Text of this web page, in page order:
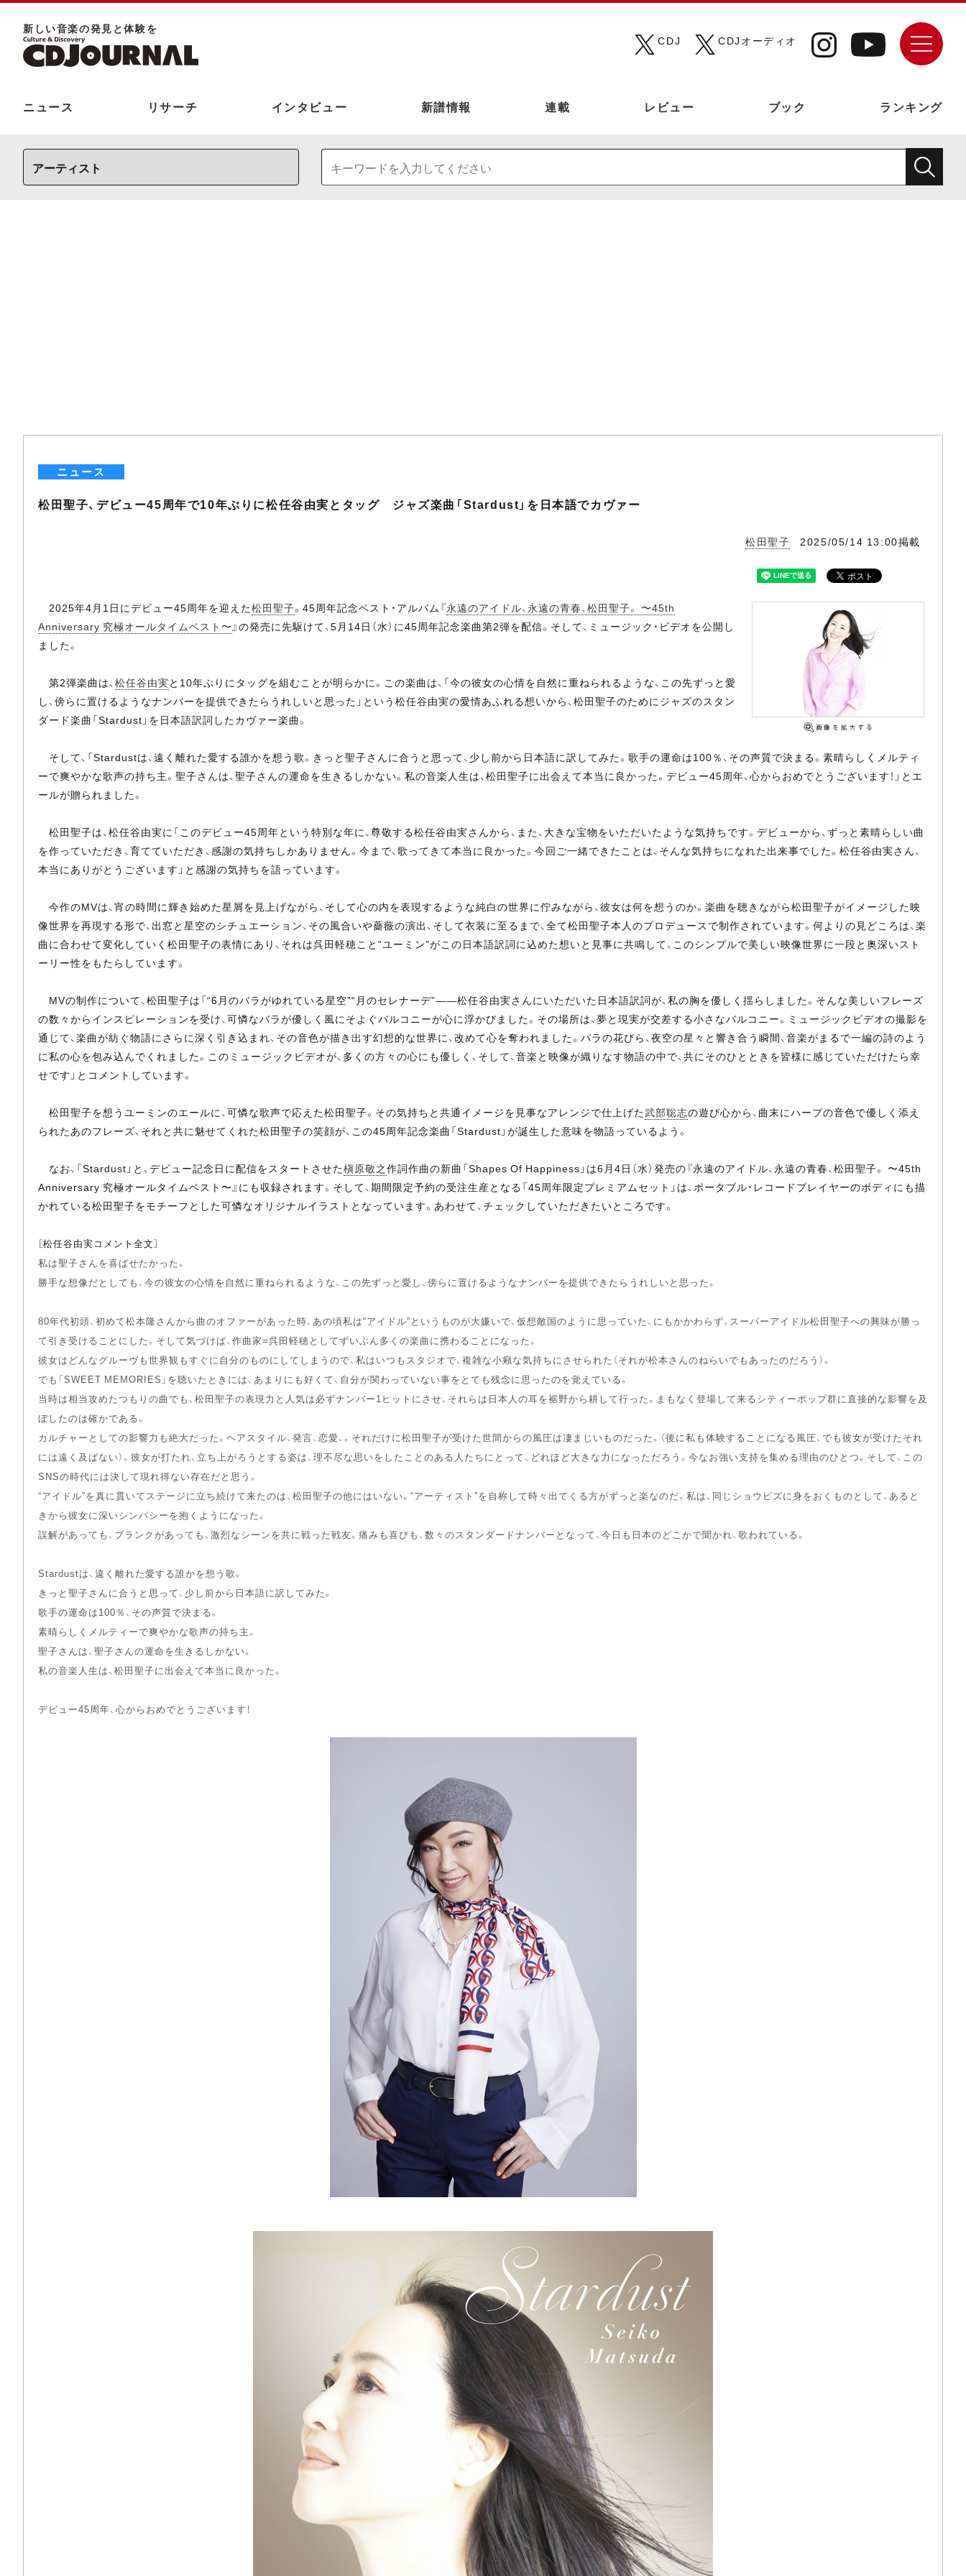
新しい⾳楽の発⾒と体験を
CDJ
CDJオーディオ
ニュース リサーチ インタビュー 新譜情報 連載 レビュー ブック ランキング
ニュース
松田聖子、デビュー45周年で10年ぶりに松任谷由実とタッグ ジャズ楽曲「Stardust」を日本語でカヴァー
松田聖子 2025/05/14 13:00掲載
2025年4月1日にデビュー45周年を迎えた松田聖子。45周年記念ベスト・アルバム『永遠のアイドル、永遠の青春、松田聖子。 〜45th
Anniversary 究極オールタイムベスト〜』の発売に先駆けて、5月14日（水）に45周年記念楽曲第2弾を配信。そして、ミュージック・ビデオを公開し
ました。
第2弾楽曲は、松任谷由実と10年ぶりにタッグを組むことが明らかに。この楽曲は、「今の彼女の心情を自然に重ねられるような、この先ずっと愛
し、傍らに置けるようなナンバーを提供できたらうれしいと思った」という松任谷由実の愛情あふれる想いから、松田聖子のためにジャズのスタン
ダード楽曲「Stardust」を日本語訳詞したカヴァー楽曲。
そして、「Stardustは、遠く離れた愛する誰かを想う歌。きっと聖子さんに合うと思って、少し前から日本語に訳してみた。歌手の運命は100％、その声質で決まる。素晴らしくメルティ
ーで爽やかな歌声の持ち主。聖子さんは、聖子さんの運命を生きるしかない。私の音楽人生は、松田聖子に出会えて本当に良かった。デビュー45周年、心からおめでとうございます！」とエ
ールが贈られました。
松田聖子は、松任谷由実に「このデビュー45周年という特別な年に、尊敬する松任谷由実さんから、また、大きな宝物をいただいたような気持ちです。デビューから、ずっと素晴らしい曲
を作っていただき、育てていただき、感謝の気持ちしかありません。今まで、歌ってきて本当に良かった。今回ご一緒できたことは、そんな気持ちになれた出来事でした。松任谷由実さん、
本当にありがとうございます」と感謝の気持ちを語っています。
今作のMVは、宵の時間に輝き始めた星屑を見上げながら、そして心の内を表現するような純白の世界に佇みながら、彼女は何を想うのか。楽曲を聴きながら松田聖子がイメージした映
像世界を再現する形で、出窓と星空のシチュエーション、その風合いや薔薇の演出、そして衣装に至るまで、全て松田聖子本人のプロデュースで制作されています。何よりの見どころは、楽
曲に合わせて変化していく松田聖子の表情にあり、それは呉田軽穂こと“ユーミン”がこの日本語訳詞に込めた想いと見事に共鳴して、このシンプルで美しい映像世界に一段と奥深いスト
ーリー性をもたらしています。
MVの制作について、松田聖子は「“6月のバラがゆれている星空”“月のセレナーデ”――松任谷由実さんにいただいた日本語訳詞が、私の胸を優しく揺らしました。そんな美しいフレーズ
の数々からインスピレーションを受け、可憐なバラが優しく風にそよぐバルコニーが心に浮かびました。その場所は、夢と現実が交差する小さなバルコニー。ミュージックビデオの撮影を
通じて、楽曲が紡ぐ物語にさらに深く引き込まれ、その音色が描き出す幻想的な世界に、改めて心を奪われました。バラの花びら、夜空の星々と響き合う瞬間、音楽がまるで一編の詩のよう
に私の心を包み込んでくれました。このミュージックビデオが、多くの方々の心にも優しく、そして、音楽と映像が織りなす物語の中で、共にそのひとときを皆様に感じていただけたら幸
せです」とコメントしています。
松田聖子を想うユーミンのエールに、可憐な歌声で応えた松田聖子。その気持ちと共通イメージを見事なアレンジで仕上げた武部聡志の遊び心から、曲末にハープの音色で優しく添え
られたあのフレーズ、それと共に魅せてくれた松田聖子の笑顔が、この45周年記念楽曲「Stardust」が誕生した意味を物語っているよう。
なお、「Stardust」と、デビュー記念日に配信をスタートさせた槇原敬之作詞作曲の新曲「Shapes Of Happiness」は6月4日（水）発売の『永遠のアイドル、永遠の青春、松田聖子。 〜45th
Anniversary 究極オールタイムベスト〜』にも収録されます。そして、期間限定予約の受注生産となる「45周年限定プレミアムセット」は、ポータブル・レコードプレイヤーのボディにも描
かれている松田聖子をモチーフとした可憐なオリジナルイラストとなっています。あわせて、チェックしていただきたいところです。
［松任谷由実コメント全文］
私は聖子さんを喜ばせたかった。
勝手な想像だとしても、今の彼女の心情を自然に重ねられるような、この先ずっと愛し、傍らに置けるようなナンバーを提供できたらうれしいと思った。
80年代初頭、初めて松本隆さんから曲のオファーがあった時、あの頃私は“アイドル”というものが大嫌いで、仮想敵国のように思っていた、にもかかわらず、スーパーアイドル松田聖子への興味が勝っ
て引き受けることにした。そして気づけば、作曲家=呉田軽穂としてずいぶん多くの楽曲に携わることになった。
彼女はどんなグルーヴも世界観もすぐに自分のものにしてしまうので、私はいつもスタジオで、複雑な小癪な気持ちにさせられた（それが松本さんのねらいでもあったのだろう）。
でも「SWEET MEMORIES」を聴いたときには、あまりにも好くて、自分が関わっていない事をとても残念に思ったのを覚えている。
当時は相当攻めたつもりの曲でも、松田聖子の表現力と人気は必ずナンバー1ヒットにさせ、それらは日本人の耳を裾野から耕して行った。まもなく登場して来るシティーポップ群に直接的な影響を及
ぼしたのは確かである。
カルチャーとしての影響力も絶大だった。ヘアスタイル、発言、恋愛、。それだけに松田聖子が受けた世間からの風圧は凄まじいものだった。（後に私も体験することになる風圧、でも彼女が受けたそれ
には遠く及ばない）。彼女が打たれ、立ち上がろうとする姿は、理不尽な思いをしたことのある人たちにとって、どれほど大きな力になっただろう。今なお強い支持を集める理由のひとつ。そして、この
SNSの時代には決して現れ得ない存在だと思う。
“アイドル”を真に貫いてステージに立ち続けて来たのは、松田聖子の他にはいない。“アーティスト”を自称して時々出てくる方がずっと楽なのだ。私は、同じショウビズに身をおくものとして、あると
きから彼女に深いシンパシーを抱くようになった。
誤解があっても、ブランクがあっても、激烈なシーンを共に戦った戦友。痛みも喜びも、数々のスタンダードナンバーとなって、今日も日本のどこかで聞かれ、歌われている。
Stardustは、遠く離れた愛する誰かを想う歌。
きっと聖子さんに合うと思って、少し前から日本語に訳してみた。
歌手の運命は100％、その声質で決まる。
素晴らしくメルティーで爽やかな歌声の持ち主。
聖子さんは、聖子さんの運命を生きるしかない。
私の音楽人生は、松田聖子に出会えて本当に良かった。
デビュー45周年、心からおめでとうございます！